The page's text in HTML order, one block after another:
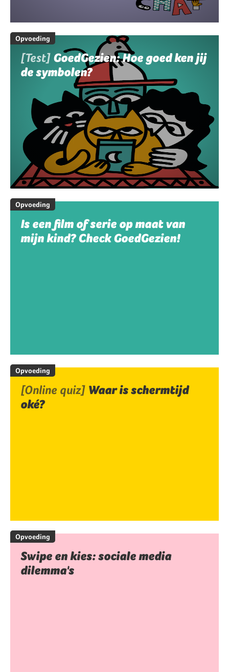
Opvoeding
[Test] GoedGezien: Hoe goed ken jij
de symbolen?
Opvoeding
Is een film of serie op maat van
mijn kind? Check GoedGezien!
Opvoeding
[Online quiz] Waar is schermtijd
oké?
Opvoeding
Swipe en kies: sociale media
dilemma's